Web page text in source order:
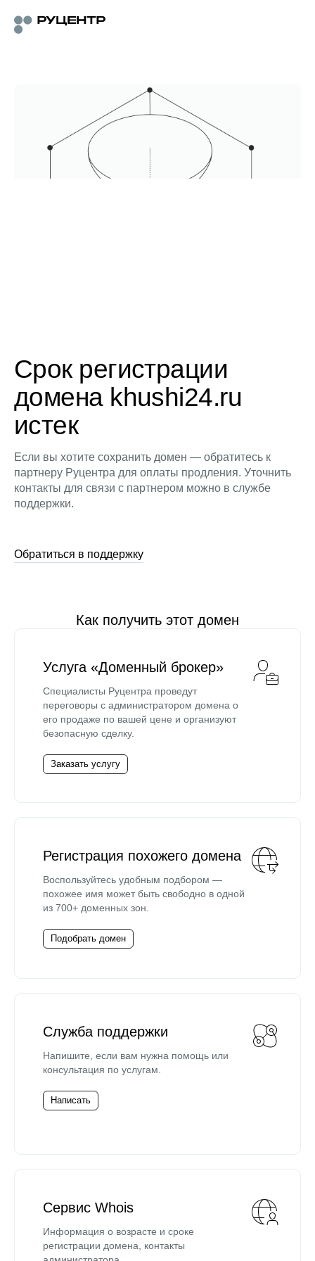
Срок регистрации
домена khushi24.ru
истек
Если вы хотите сохранить домен — обратитесь к
партнеру Руцентра для оплаты продления. Уточнить
контакты для связи с партнером можно в службе
поддержки.
Обратиться в поддержку
Как получить этот домен
Услуга «Доменный брокер»
Специалисты Руцентра проведут
переговоры с администратором домена о
его продаже по вашей цене и организуют
безопасную сделку.
Заказать услугу
Регистрация похожего домена
Воспользуйтесь удобным подбором —
похожее имя может быть свободно в одной
из 700+ доменных зон.
Подобрать домен
Служба поддержки
Напишите, если вам нужна помощь или
консультация по услугам.
Написать
Сервис Whois
Информация о возрасте и сроке
регистрации домена, контакты